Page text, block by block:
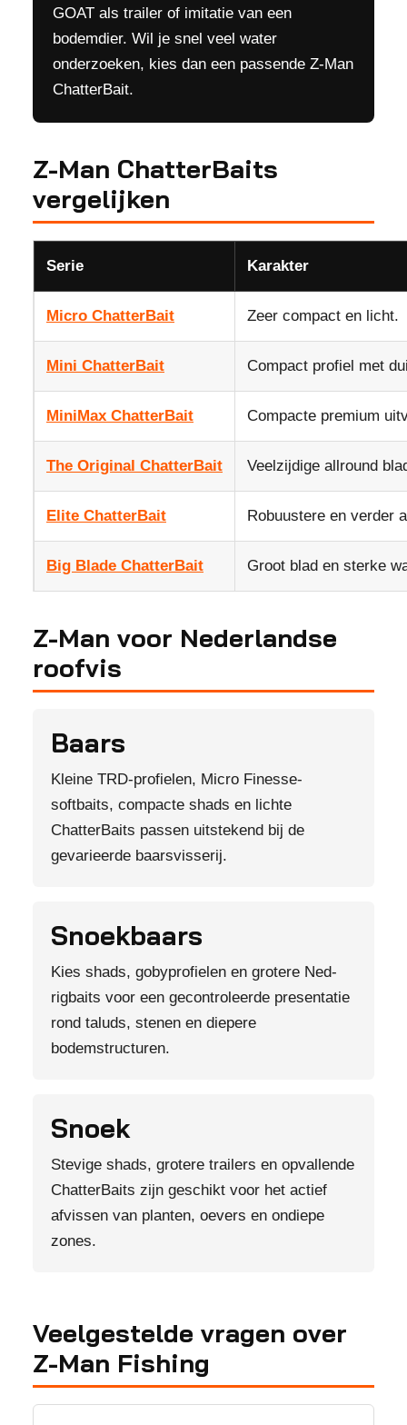
GOAT als trailer of imitatie van een
bodemdier. Wil je snel veel water
onderzoeken, kies dan een passende Z-Man
ChatterBait.
Z-Man ChatterBaits
vergelijken
Serie Karakter
Micro ChatterBait Zeer compact en licht.
Mini ChatterBait Compact profiel met
MiniMax ChatterBait Compacte premium
The Original ChatterBait Veelzijdige allround
Elite ChatterBait Robuustere en verder
Big Blade ChatterBait Groot blad en sterke
Z-Man voor Nederlandse
roofvis
Baars
Kleine TRD-profielen, Micro Finesse-
softbaits, compacte shads en lichte
ChatterBaits passen uitstekend bij de
gevarieerde baarsvisserij.
Snoekbaars
Kies shads, gobyprofielen en grotere Ned-
rigbaits voor een gecontroleerde presentatie
rond taluds, stenen en diepere
bodemstructuren.
Snoek
Stevige shads, grotere trailers en opvallende
ChatterBaits zijn geschikt voor het actief
afvissen van planten, oevers en ondiepe
zones.
Veelgestelde vragen over
Z-Man Fishing